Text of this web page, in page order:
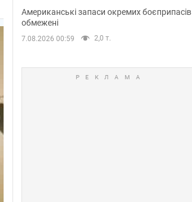
Patriot
Американські запаси окремих боєприпасів
обмежені
7.08.2026 00:59 2,0 т.